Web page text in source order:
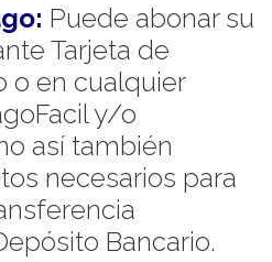
Puede abonar su
Tarjeta de
o en cualquier
y/o
así también
necesarios para
Bancario.